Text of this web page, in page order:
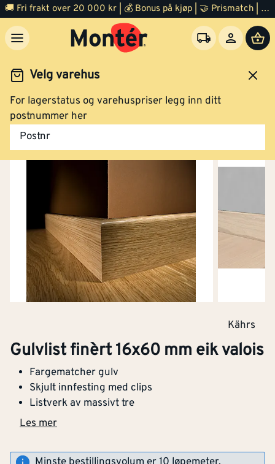
🚚 Fri frakt over 20 000 kr | 💰 Bonus på kjøp | 🤝 Prismatch | ⭐ 100% fornøyd garanti | 🏪 140 byggevarehus
Velg varehus
For lagerstatus og varehuspriser legg inn ditt
postnummer her
Postnr
Trelast Listverk
Kährs
Gulvlist finèrt 16x60 mm eik valois
Fargematcher gulv
Skjult innfesting med clips
Listverk av massivt tre
Les mer